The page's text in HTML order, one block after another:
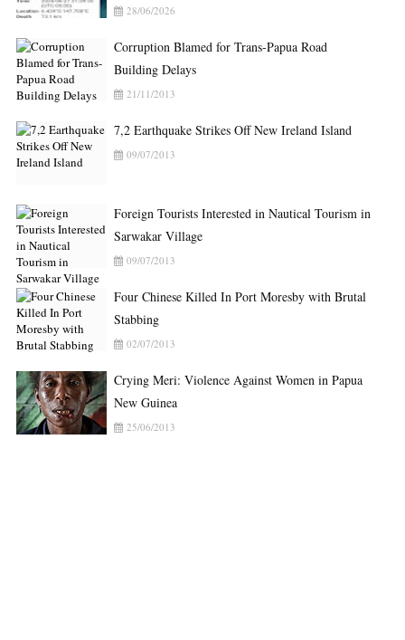
28/06/2026
Corruption Blamed for Trans-Papua Road
Building Delays
21/11/2013
7,2 Earthquake Strikes Off New Ireland Island
09/07/2013
Foreign Tourists Interested in Nautical Tourism in
Sarwakar Village
09/07/2013
Four Chinese Killed In Port Moresby with Brutal
Stabbing
02/07/2013
Crying Meri: Violence Against Women in Papua
New Guinea
25/06/2013